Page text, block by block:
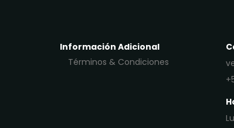
Información Adicional
Términos & Condiciones